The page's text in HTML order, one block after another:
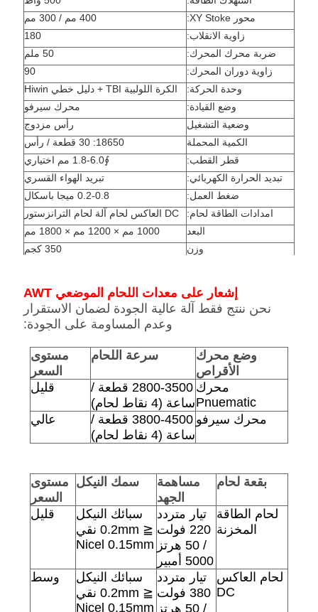
محور XY Stoke:
400 مم / 300 مم
زاوية الانقلاب:
180
ضربة محرك المحرك:
50 ملم
زاوية دوران المحرك:
90
وحدة الحركة:
الكرة اللولبية TBI + دليل خطي Hiwin
وضع القيادة:
محرك سيرفو
وضعية التشغيل
رأس مزدوج
الكمية المحملة
18650: 30 قطعة / رأس
قطر القطب:
∮1.8-6.0 مم اختياري
تبديد الحرارة الكهربائي:
تبريد الهواء القسري
ضغط العمل:
0.2-0.8 ميجا باسكال
امدادات الطاقة لحام:
DC العاكس لحام آلة لحام الترانزستور
البعد
1000 مم × 1200 مم × 1800 مم
وزن
350 كجم
إشعار على معدات اللحام الموضعي AWT
نحن ننتج فقط آلة عالية الجودة لضمان الاستقرار
وعدم المساومة على الجودة:
وضع محرك
الأقراص
سرعة اللحام
مستوى
السعر
محرك
Pnuematic
2800-3500 قطعة /
ساعة (4 نقاط لحام)
قليل
محرك سيرفو
3800-4500 قطعة /
ساعة (4 نقاط لحام)
عالي
بقعة لحام
مساهمة
الجهد
سمك النيكل مستوى
السعر
لحام الطاقة
المخزنة
تيار متردد
220 فولت
/ 50 هرتز
5000 أمبير
سبائك النيكل
≦ 0.2mm نقي
Nicel 0.15mm
قليل
لحام العاكس
DC
تيار متردد
380 فولت
/ 50 هرتز
سبائك النيكل
≦ 0.2mm نقي
Nicel 0.15mm
وسط